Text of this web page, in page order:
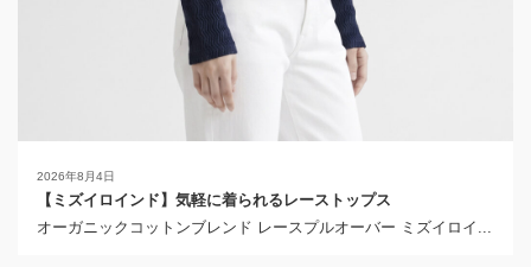
2026年8月4日
【ミズイロインド】気軽に着られるレーストップス
オーガニックコットンブレンド レースプルオーバー ミズイロイ...